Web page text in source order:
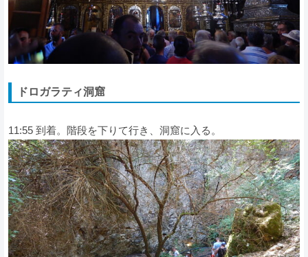
ドロガラティ洞窟
11:55 到着。階段を下りて行き、洞窟に入る。